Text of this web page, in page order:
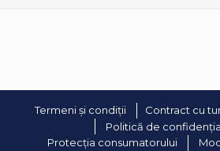
Termeni și condiții Contract cu
Politică de
Protecția consumatorului